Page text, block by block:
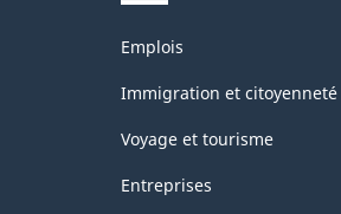
Thèmes
sujets
Emplois
Immigration et citoyenneté
Voyage et tourisme
Entreprises